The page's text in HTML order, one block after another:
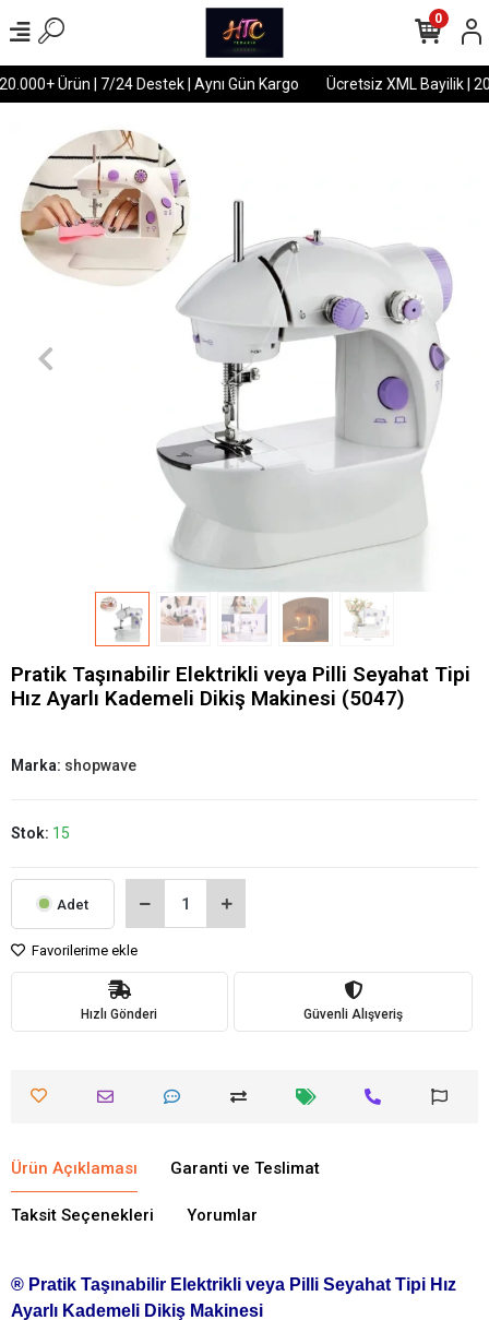
Ürün | 7/24 Destek | Aynı Gün Kargo Ücretsiz XML Bayilik |
0
Pratik Taşınabilir Elektrikli veya Pilli Seyahat Tipi
Hız Ayarlı Kademeli Dikiş Makinesi (5047)
Marka: shopwave
Stok: 15
Adet
Favorilerime ekle
Hızlı Gönderi Güvenli Alışveriş
Ürün Açıklaması Garanti ve Teslimat
Taksit Seçenekleri Yorumlar
® Pratik Taşınabilir Elektrikli veya Pilli Seyahat Tipi Hız
Ayarlı Kademeli Dikiş Makinesi